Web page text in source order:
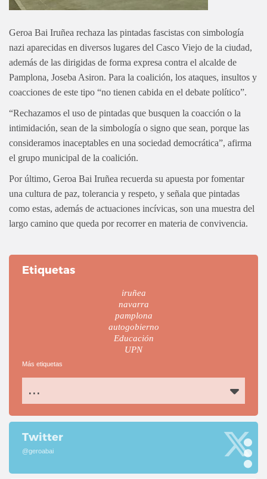
Geroa Bai Iruñea rechaza las pintadas fascistas con simbología
nazi aparecidas en diversos lugares del Casco Viejo de la ciudad,
además de las dirigidas de forma expresa contra el alcalde de
Pamplona, Joseba Asiron. Para la coalición, los ataques, insultos y
coacciones de este tipo “no tienen cabida en el debate político”.
“Rechazamos el uso de pintadas que busquen la coacción o la
intimidación, sean de la simbología o signo que sean, porque las
consideramos inaceptables en una sociedad democrática”, afirma
el grupo municipal de la coalición.
Por último, Geroa Bai Iruñea recuerda su apuesta por fomentar
una cultura de paz, tolerancia y respeto, y señala que pintadas
como estas, además de actuaciones incívicas, son una muestra del
largo camino que queda por recorrer en materia de convivencia.
Etiquetas
iruñea
navarra
pamplona
autogobierno
Educación
UPN
Más etiquetas
...
Twitter
@geroabai